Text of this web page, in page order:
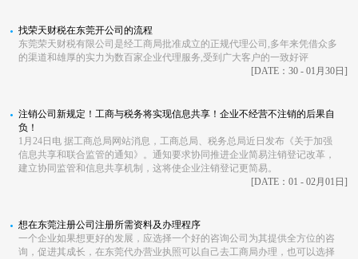
找荣天财税在东莞开公司的流程
东莞荣天财税有限公司是经工商局批准成立的正规代理公司,多年来凭借众多
的渠道和雄厚的实力为数百家企业代理服务,受到广大客户的一致好评
[DATE：30 - 01月30日]
注销公司新规定！工商与税务将实现信息共享！企业不经营不注销的后果自
负！
1月24日电 据工商总局网站消息，工商总局、税务总局近日发布《关于加强
信息共享和联合监管的通知》。通知要求协同推进企业简易注销登记改革，
建立协同监管和信息共享机制，这将使企业注销登记更简易。
[DATE：01 - 02月01日]
想在东莞注册公司注册所需资料及办理程序
一个企业如果想更好的发展，应选择一个好的咨询公司为其提供全方位的咨
询，促进其成长，在东莞代办营业执照可以自己去工商局办理，也可以选择